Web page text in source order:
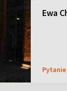
Ewa